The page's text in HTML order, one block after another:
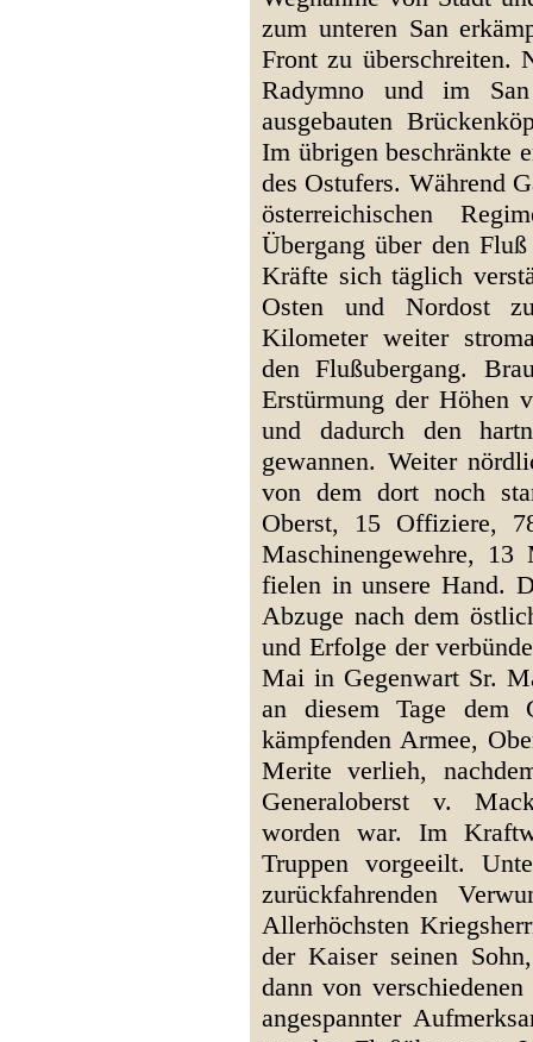
zum unteren San
Front zu überschreiten.
Radymno und im
ausgebauten
Im übrigen beschränkte
des Ostufers. Während
österreichischen
Übergang über den
Kräfte sich täglich
Osten und Nordost
Kilometer weiter
den Flußubergang.
Erstürmung der Höhen
und dadurch den
gewannen. Weiter
von dem dort noch
Oberst, 15 Offiziere,
Maschinengewehre,
fielen in unsere Hand.
Abzuge nach dem
und Erfolge der
Mai in Gegenwart Sr.
an diesem Tage dem
kämpfenden Armee,
Merite verlieh,
Generaloberst v.
worden war. Im
Truppen vorgeeilt.
zurückfahrenden
Allerhöchsten
der Kaiser seinen
dann von
angespannter